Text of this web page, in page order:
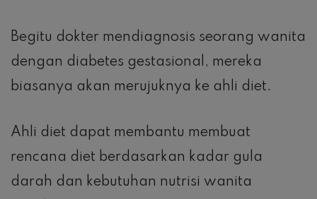
Begitu dokter mendiagnosis seorang wanita
dengan diabetes gestasional, mereka
biasanya akan merujuknya ke ahli diet.
Ahli diet dapat membantu membuat
rencana diet berdasarkan kadar gula
darah dan kebutuhan nutrisi wanita